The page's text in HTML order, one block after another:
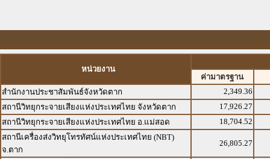
หน่วยงาน
ค่ามาตรฐาน
สำนักงานประชาสัมพันธ์จังหวัดตาก
2,349.36
สถานีวิทยุกระจายเสียงแห่งประเทศไทย จังหวัดตาก
17,926.27
สถานีวิทยุกระจายเสียงแห่งประเทศไทย อ.แม่สอด
18,704.52
สถานีเครื่องส่งวิทยุโทรทัศน์แห่งประเทศไทย (NBT)
จ.ตาก
26,805.27